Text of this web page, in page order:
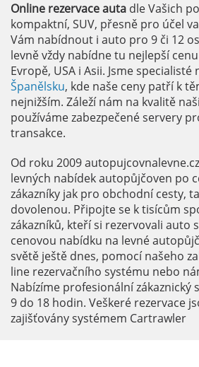
Online rezervace auta dle Vašich
kompaktní, SUV, přesně pro účel
Vám nabídnout i auto pro 9 či 12
levně vždy nabídne tu nejlepší
Evropě, USA i Asii. Jsme
Španělsku, kde naše ceny patří k
nejnižším. Záleží nám na kvalitě
používáme zabezpečené servery
transakce.
Od roku 2009
levných nabídek autopůjčoven po
zákazníky jak pro obchodní cesty,
dovolenou. Připojte se k tisícům
zákazníků, kteří si rezervovali auto
cenovou nabídku na levné
světě ještě dnes, pomocí našeho
line rezervačního systému nebo
Nabízíme profesionální zákaznický
9 do 18 hodin. Veškeré rezervace
zajišťovány systémem Cartrawler